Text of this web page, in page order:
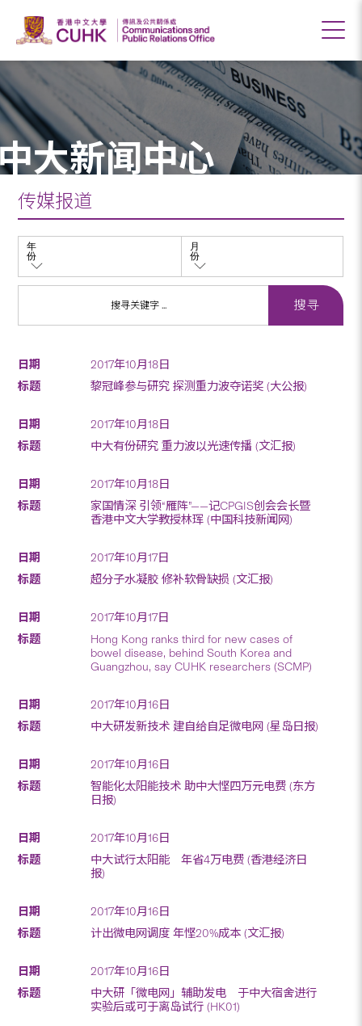
大新闻中心
传媒报道
年
份
月
份
2017年10月18日
黎冠峰参与研究 探测重力波夺诺奖 (大公报)
2017年10月18日
中大有份研究 重力波以光速传播 (文汇报)
2017年10月18日
家国情深 引领“雁阵”——记CPGIS创会会长暨
香港中文大学教授林珲 (中国科技新闻网)
2017年10月17日
超分子水凝胶 修补软骨缺损 (文汇报)
2017年10月17日
Hong Kong ranks third for new cases of
bowel disease, behind South Korea and
Guangzhou, say CUHK researchers (SCMP)
2017年10月16日
中大研发新技术 建自给自足微电网 (星岛日报)
2017年10月16日
智能化太阳能技术 助中大悭四万元电费 (东方
日报)
2017年10月16日
中大试行太阳能 年省4万电费 (香港经济日
报)
2017年10月16日
计出微电网调度 年悭20%成本 (文汇报)
2017年10月16日
中大研「微电网」辅助发电 于中大宿舍进行
实验后或可于离岛试行 (HK01)